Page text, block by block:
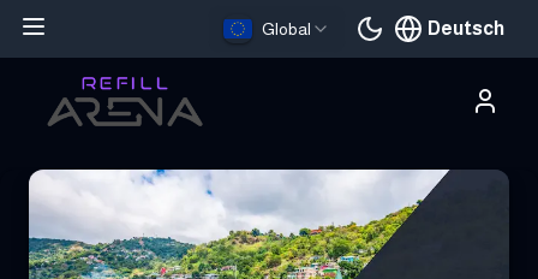
Global Deutsch
Aktuelle Sprache